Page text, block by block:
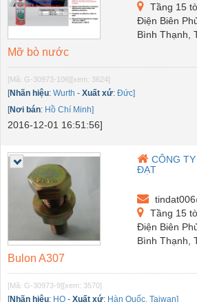
Tầng 15
Điện Biên
Bình Thạnh,
Mỡ bò nước
[Mã: G-30973-106][xem: 3624]
[Nhãn hiệu: Wurth - Xuất xứ: Đức]
[Nơi bán: Hồ Chí Minh]
2016-12-01 16:51:56]
CÔNG
ĐẠT
Tầng 15
Điện Biên
Bình Thạnh,
Bulon A307
[Mã: G-30973-9][xem: 3570]
[Nhãn hiệu: HQ - Xuất xứ: Hàn Quốc, Taiwan]